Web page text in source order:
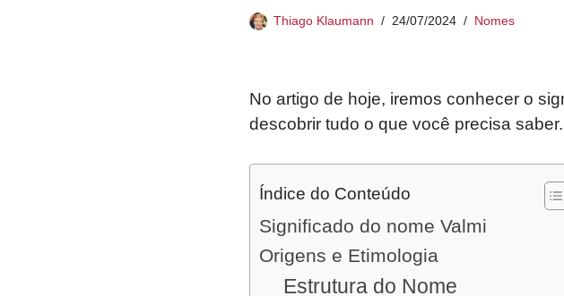
Thiago Klaumann 24/07/2024 Nomes
No artigo de hoje, iremos conhecer o
descobrir tudo o que você precisa saber.
Índice do Conteúdo
Significado do nome Valmi
Origens e Etimologia
Estrutura do Nome